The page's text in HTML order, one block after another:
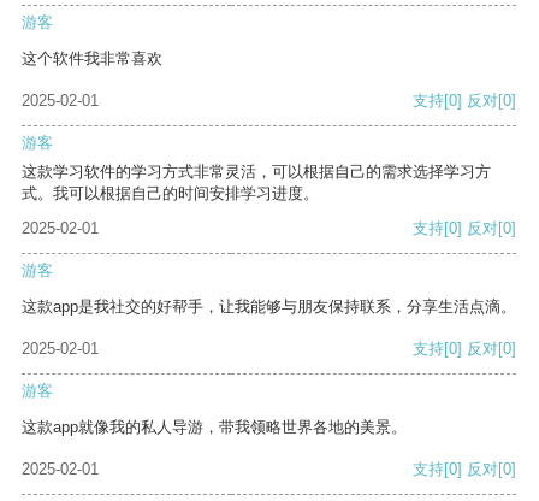
游客
这个软件我非常喜欢
2025-02-01 支持[0] 反对[0]
游客
这款学习软件的学习方式非常灵活，可以根据自己的需求选择学习方
式。我可以根据自己的时间安排学习进度。
2025-02-01
支持[0] 反对[0]
游客
这款app是我社交的好帮手，让我能够与朋友保持联系，分享生活点滴。
2025-02-01 支持[0] 反对[0]
游客
这款app就像我的私人导游，带我领略世界各地的美景。
2025-02-01 支持[0] 反对[0]